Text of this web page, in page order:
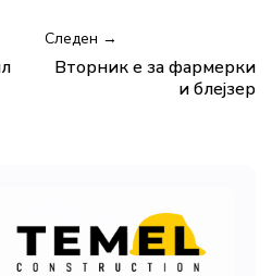
Следен →
Вторник е за фармерки
и блејзер